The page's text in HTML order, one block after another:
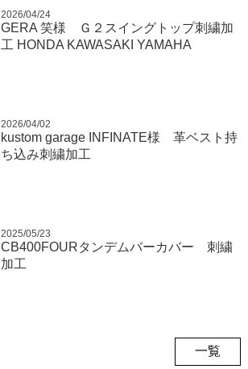
2026/04/24
GERA 笑様 Ｇ２スイングトップ刺繍加
工 HONDA KAWASAKI YAMAHA
2026/04/02
kustom garage INFINATE様 革ベスト持
ち込み刺繍加工
2025/05/23
CB400FOURタンデムバーカバー 刺繍
加工
一覧